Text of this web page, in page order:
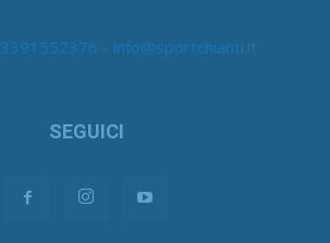
3391552376 - info@sportchianti.it
SEGUICI